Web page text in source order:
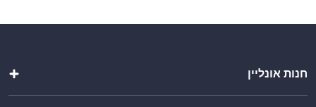
חנות אונליין